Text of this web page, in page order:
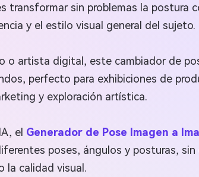
transformar sin problemas la postura
y el estilo visual general del sujeto.
o artista digital, este cambiador de
perfecto para exhibiciones de
y exploración artística.
el Generador de Pose Imagen a
poses, ángulos y posturas, sin
la calidad visual.